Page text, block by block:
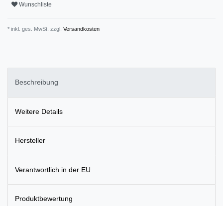
Wunschliste
* inkl. ges. MwSt. zzgl. Versandkosten
Beschreibung
Weitere Details
Hersteller
Verantwortlich in der EU
Produktbewertung